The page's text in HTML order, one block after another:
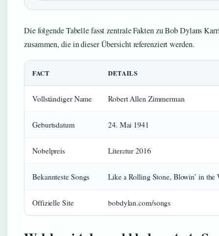
Die folgende Tabelle fasst zentrale Fakten zu Bob Dylans
zusammen, die in dieser Übersicht referenziert werden.
FACT DETAILS
Vollständiger Name Robert Allen Zimmerman
Geburtsdatum 24. Mai 1941
Nobelpreis Literatur 2016
Bekannteste Songs Like a Rolling Stone, Blowin’ in the
Offizielle Site bobdylan.com/songs